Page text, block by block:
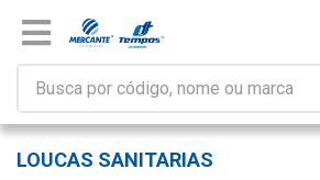
LOUCAS SANITARIAS